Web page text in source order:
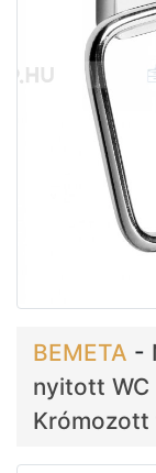
BEMETA -
nyitott
Krómozott